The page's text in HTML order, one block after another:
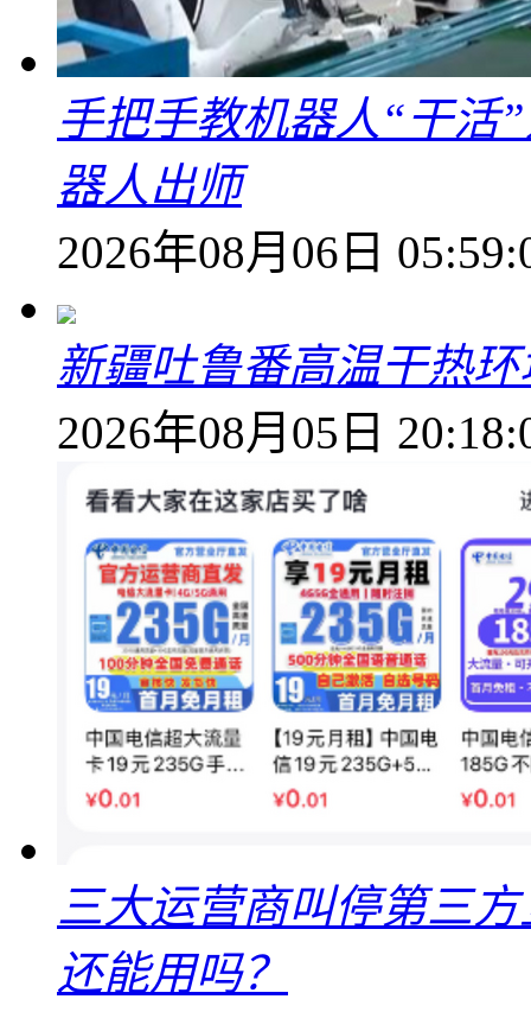
手把手教机器人“干活
器人出师
2026年08月06日
新疆吐鲁番高温干热
2026年08月05日
三大运营商叫停第三
还能用吗？